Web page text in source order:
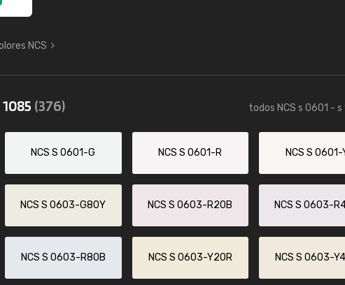
NCS
(376) todos NCS s 0601 - s
NCS S 0601-G NCS S 0601-R NCS S 0601-
NCS S 0603-G80Y NCS S 0603-R20B NCS S 0603-
NCS S 0603-R80B NCS S 0603-Y20R NCS S 0603-